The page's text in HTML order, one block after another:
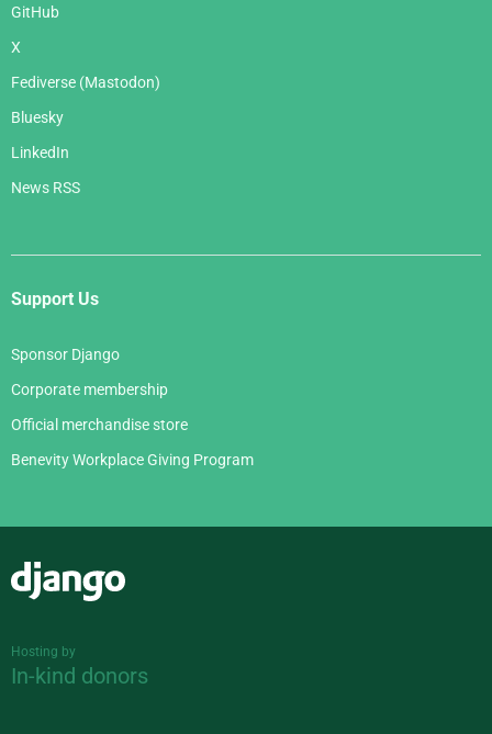
GitHub
X
Fediverse (Mastodon)
Bluesky
LinkedIn
News RSS
Support Us
Sponsor Django
Corporate membership
Official merchandise store
Benevity Workplace Giving Program
Hosting by
In-kind donors